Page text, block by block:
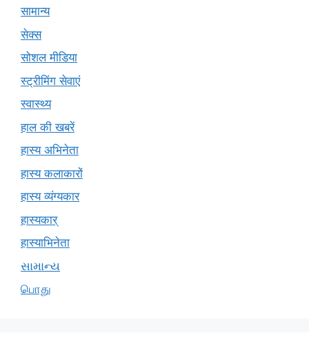
सामान्य
सेक्स
सोशल मीडिया
स्ट्रीमिंग सेवाएं
स्वास्थ्य
हाल की खबरें
हास्य अभिनेता
हास्य कलाकारों
हास्य व्यंग्यकार
हास्यकार्
हास्याभिनेता
સામાન્ય
பொது